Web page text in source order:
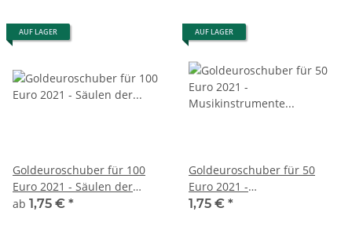
AUF LAGER
Goldeuroschuber für 100
Euro 2021 - Säulen der
Demokratie - Recht
ab 1,75 € *
AUF LAGER
Goldeuroschuber für 50
Euro 2021 -
Musikinstrumente - Pauke -
1,75 € *